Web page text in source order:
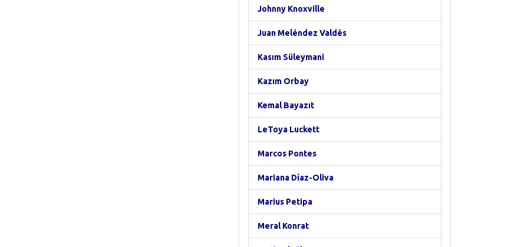
Johnny Knoxville
Juan Meléndez Valdés
Kasım Süleymani
Kazım Orbay
Kemal Bayazıt
LeToya Luckett
Marcos Pontes
Mariana Díaz-Oliva
Marius Petipa
Meral Konrat